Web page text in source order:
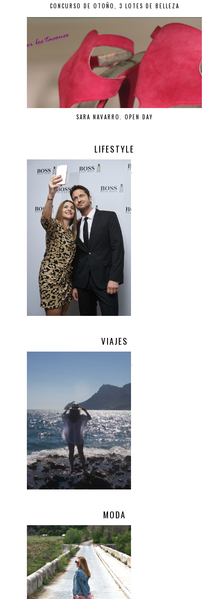
CONCURSO DE OTOÑO, 3 LOTES DE BELLEZA
SARA NAVARRO. OPEN DAY
LIFESTYLE
.
VIAJES
.
MODA
.